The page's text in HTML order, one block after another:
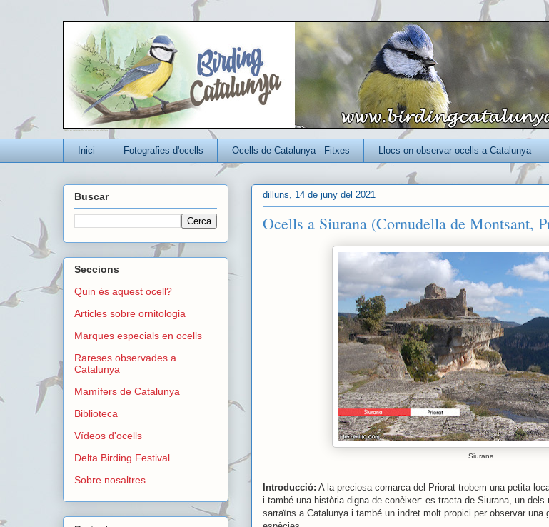
Un blog per conèixer millor els ocells que viuen a Catalunya
Inici Fotografies d'ocells Ocells de Catalunya - Fitxes Llocs on observar ocells a Catalunya
dilluns, 14 de juny del 2021
Ocells a Siurana (Cornudella de Montsant,
Siurana
Introducció: A la preciosa comarca del Priorat trobem una petita
i també una història digna de conèixer: es tracta de Siurana, un
sarraïns a Catalunya i també un indret molt propici per observar una
Buscar
Seccions
Quin és aquest ocell?
Articles sobre ornitologia
Marques especials en ocells
Rareses observades a
Catalunya
Mamífers de Catalunya
Biblioteca
Vídeos d'ocells
Delta Birding Festival
Sobre nosaltres